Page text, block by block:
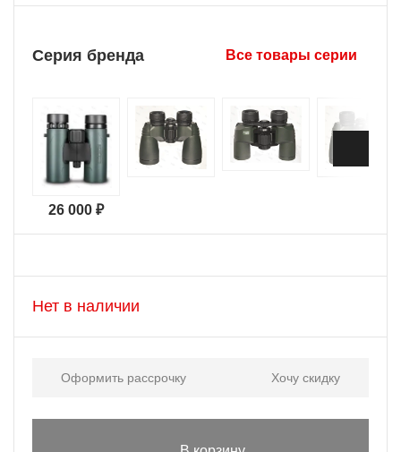
Серия бренда Все товары серии
26 000 ₽
Нет в наличии
Оформить рассрочку Хочу скидку